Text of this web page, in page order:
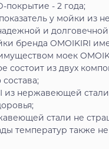
покрытие - 2 года;
у мойки из
и
бренда OMOIKIRI
моек
состоит из двух
из нержавеющей
стали не
температур также